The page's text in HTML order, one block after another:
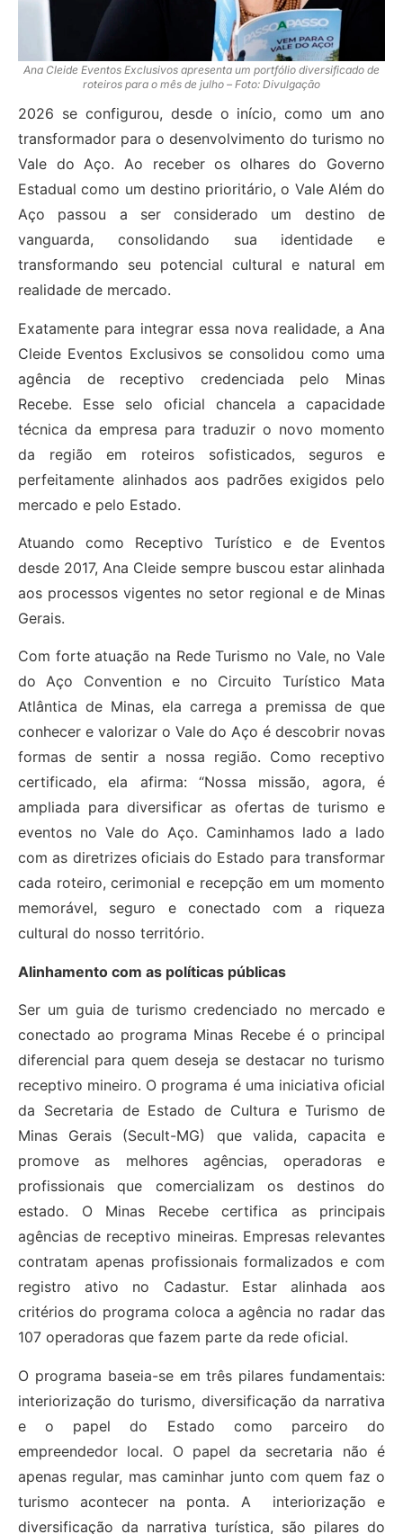
Ana Cleide Eventos Exclusivos apresenta um portfólio diversificado de
roteiros para o mês de julho – Foto: Divulgação
2026 se configurou, desde o início, como um ano
transformador para o desenvolvimento do turismo no
Vale do Aço. Ao receber os olhares do Governo
Estadual como um destino prioritário, o Vale Além do
Aço passou a ser considerado um destino de
vanguarda, consolidando sua identidade e
transformando seu potencial cultural e natural em
realidade de mercado.
Exatamente para integrar essa nova realidade, a Ana
Cleide Eventos Exclusivos se consolidou como uma
agência de receptivo credenciada pelo Minas
Recebe. Esse selo oficial chancela a capacidade
técnica da empresa para traduzir o novo momento
da região em roteiros sofisticados, seguros e
perfeitamente alinhados aos padrões exigidos pelo
mercado e pelo Estado.
Atuando como Receptivo Turístico e de Eventos
desde 2017, Ana Cleide sempre buscou estar alinhada
aos processos vigentes no setor regional e de Minas
Gerais.
Com forte atuação na Rede Turismo no Vale, no Vale
do Aço Convention e no Circuito Turístico Mata
Atlântica de Minas, ela carrega a premissa de que
conhecer e valorizar o Vale do Aço é descobrir novas
formas de sentir a nossa região. Como receptivo
certificado, ela afirma: “Nossa missão, agora, é
ampliada para diversificar as ofertas de turismo e
eventos no Vale do Aço. Caminhamos lado a lado
com as diretrizes oficiais do Estado para transformar
cada roteiro, cerimonial e recepção em um momento
memorável, seguro e conectado com a riqueza
cultural do nosso território.
Alinhamento com as políticas públicas
Ser um guia de turismo credenciado no mercado e
conectado ao programa Minas Recebe é o principal
diferencial para quem deseja se destacar no turismo
receptivo mineiro. O programa é uma iniciativa oficial
da Secretaria de Estado de Cultura e Turismo de
Minas Gerais (Secult-MG) que valida, capacita e
promove as melhores agências, operadoras e
profissionais que comercializam os destinos do
estado. O Minas Recebe certifica as principais
agências de receptivo mineiras. Empresas relevantes
contratam apenas profissionais formalizados e com
registro ativo no Cadastur. Estar alinhada aos
critérios do programa coloca a agência no radar das
107 operadoras que fazem parte da rede oficial.
O programa baseia-se em três pilares fundamentais:
interiorização do turismo, diversificação da narrativa
e o papel do Estado como parceiro do
empreendedor local. O papel da secretaria não é
apenas regular, mas caminhar junto com quem faz o
turismo acontecer na ponta. A interiorização e
diversificação da narrativa turística, são pilares do